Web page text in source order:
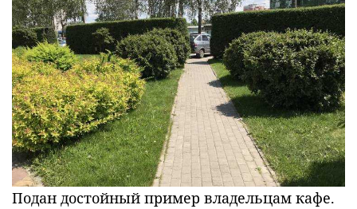
Подан достойный пример владельцам кафе.